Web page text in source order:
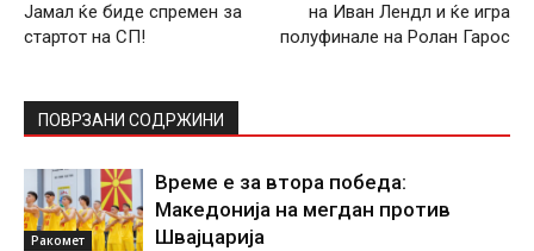
Јамал ќе биде спремен за
стартот на СП!
на Иван Лендл и ќе игра
полуфинале на Ролан Гарос
ПОВРЗАНИ СОДРЖИНИ
Ракомет
Време е за втора победа:
Македонија на мегдан против
Швајцарија